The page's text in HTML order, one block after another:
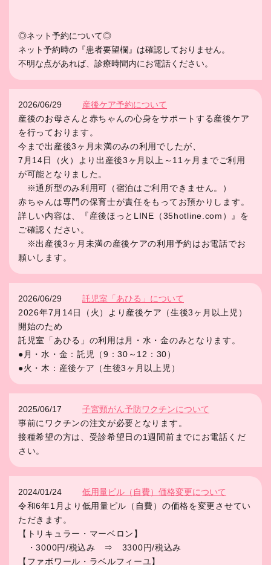
◎ネット予約について◎
ネット予約時の『患者要望欄』は確認しておりません。
不明な点があれば、診療時間内にお電話ください。
2026/06/29
産後ケア予約について
産後のお母さんと赤ちゃんの心身をサポートする産後ケア
を行っております。
今まで出産後3ヶ月未満のみの利用でしたが、
7月14日（火）より出産後3ヶ月以上～11ヶ月までご利用
が可能となりました。
※通所型のみ利用可（宿泊はご利用できません。）
赤ちゃんは専門の保育士が責任をもってお預かりします。
詳しい内容は、『産後ほっとLINE（35hotline.com）』を
ご確認ください。
※出産後3ヶ月未満の産後ケアの利用予約はお電話でお
願いします。
2026/06/29
託児室「あひる」について
2026年7月14日（火）より産後ケア（生後3ヶ月以上児）
開始のため
託児室「あひる」の利用は月・水・金のみとなります。
●月・水・金：託児（9：30～12：30）
●火・木：産後ケア（生後3ヶ月以上児）
2025/06/17
子宮頸がん予防ワクチンについて
事前にワクチンの注文が必要となります。
接種希望の方は、受診希望日の1週間前までにお電話くだ
さい。
2024/01/24
低用量ピル（自費）価格変更について
令和6年1月より低用量ピル（自費）の価格を変更させてい
ただきます。
【トリキュラー・マーベロン】
・3000円/税込み ⇒ 3300円/税込み
【ファボワール・ラベルフィーユ】